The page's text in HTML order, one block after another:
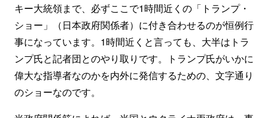
キー大統領まで、必ずここで1時間近くの「トランプ・
ショー」（日本政府関係者）に付き合わせるのが恒例行
事になっています。1時間近くと言っても、大半はトラ
ンプ氏と記者団とのやり取りです。トランプ氏がいかに
偉大な指導者なのかを内外に発信するための、文字通り
のショーなのです。